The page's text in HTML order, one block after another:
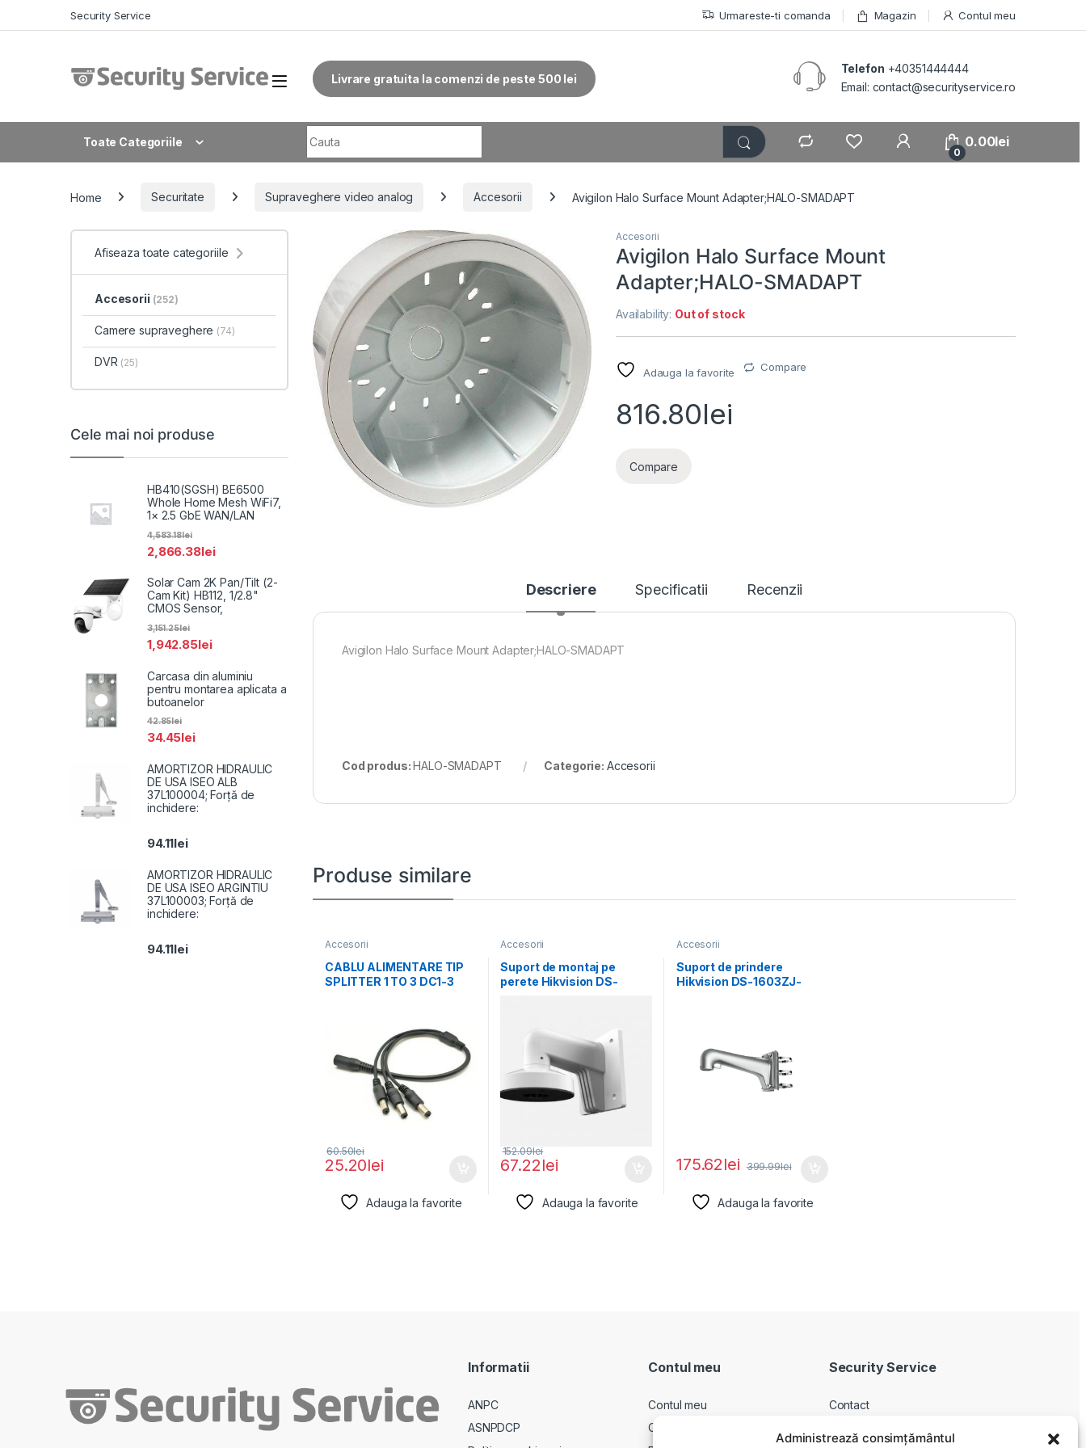
Administrează consimțământul
Security Service Urmareste-ti comanda Magazin Contul meu
Livrare gratuita la comenzi de peste 500 lei
Telefon +40351444444
Email: contact@securityservice.ro
Toate Categoriile
0
0.00lei
Home Securitate Supraveghere video analog Accesorii Avigilon Halo Surface Mount Adapter;HALO-SMADAPT
Accesorii
Avigilon Halo Surface Mount
Adapter;HALO-SMADAPT
Availability: Out of stock
Adauga la favorite Compare
816.80lei
Compare
Descriere Specificatii Recenzii
Avigilon Halo Surface Mount Adapter;HALO-SMADAPT
Cod produs:HALO-SMADAPT Categorie: Accesorii
Produse similare
Accesorii
CABLU ALIMENTARE TIP
SPLITTER 1 TO 3 DC1-3
25.20lei
60.50lei
Adauga la favorite
Accesorii
Suport de montaj pe
perete Hikvision DS-
67.22lei
152.09lei
Adauga la favorite
Accesorii
Suport de prindere
Hikvision DS-1603ZJ-
175.62lei 399.99lei
Adauga la favorite
Afiseaza toate categoriile
Accesorii (252)
Camere supraveghere (74)
DVR (25)
Cele mai noi produse
HB410(SGSH) BE6500
Whole Home Mesh WiFi7,
1× 2.5 GbE WAN/LAN
2,866.38lei
4,583.18lei
Solar Cam 2K Pan/Tilt (2-
Cam Kit) HB112, 1/2.8"
CMOS Sensor,
1,942.85lei
3,151.25lei
Carcasa din aluminiu
pentru montarea aplicata a
butoanelor
34.45lei
42.85lei
AMORTIZOR HIDRAULIC
DE USA ISEO ALB
37L100004; Forță de
inchidere:
94.11lei
AMORTIZOR HIDRAULIC
DE USA ISEO ARGINTIU
37L100003; Forță de
inchidere:
94.11lei
Informatii
ANPC
ASNPDCP
Contul meu
Contul meu
Comenzi
Security Service
Contact